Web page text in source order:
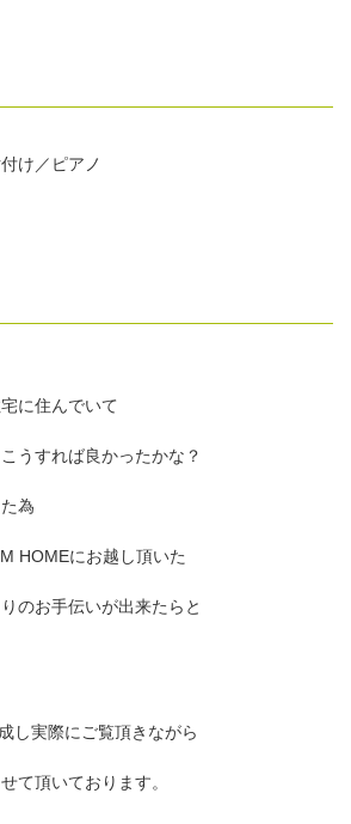
け／ピアノ
に住んでいて
うすれば良かったかな？
為
HOMEにお越し頂いた
のお手伝いが出来たらと
し実際にご覧頂きながら
て頂いております。